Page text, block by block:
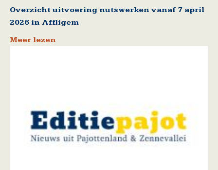
Overzicht uitvoering nutswerken vanaf 7 april
2026 in Affligem
Meer lezen